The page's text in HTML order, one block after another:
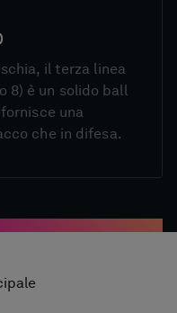
il terza linea
8) è un solido ball
una
che in difesa.